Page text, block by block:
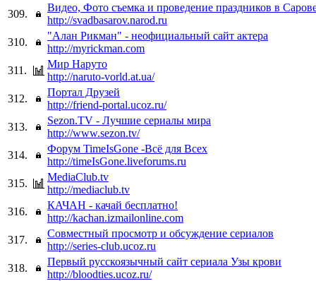
309.
Видео, Фото съемка и проведение праздников в
http://svadbasarov.narod.ru
310.
"Алан Рикман" - неофициальный сайт актера
http://myrickman.com
311.
Мир Наруто
http://naruto-vorld.at.ua/
312.
Портал Друзей
http://friend-portal.ucoz.ru/
313.
Sezon.TV - Лучшие сериалы мира
http://www.sezon.tv/
314.
Форум TimeIsGone -Всё для Всех
http://timeIsGone.liveforums.ru
315.
MediaClub.tv
http://mediaclub.tv
316.
КАЧАН - качай бесплатно!
http://kachan.izmailonline.com
317.
Совместный просмотр и обсуждение сериалов
http://series-club.ucoz.ru
318.
Первый русскоязычный сайт сериала Узы крови
http://bloodties.ucoz.ru/